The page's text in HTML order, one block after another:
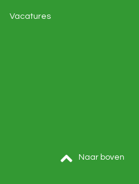
Vacatures
Naar boven